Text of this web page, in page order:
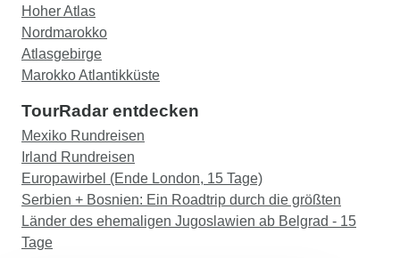
Hoher Atlas
Nordmarokko
Atlasgebirge
Marokko Atlantikküste
TourRadar entdecken
Mexiko Rundreisen
Irland Rundreisen
Europawirbel (Ende London, 15 Tage)
Serbien + Bosnien: Ein Roadtrip durch die größten
Länder des ehemaligen Jugoslawien ab Belgrad - 15
Tage